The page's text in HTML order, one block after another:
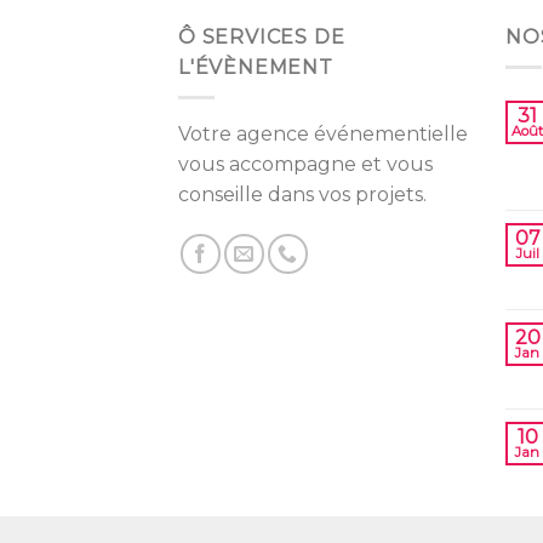
Ô SERVICES DE
L'ÉVÈNEMENT
Votre agence événementielle
vous accompagne et vous
conseille dans vos projets.
31
Août
07
Juil
20
Jan
10
Jan